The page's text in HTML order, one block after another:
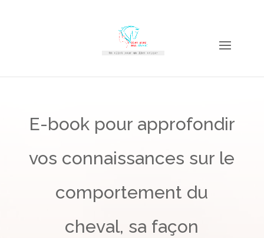
E-book pour approfondir
vos connaissances sur le
comportement du
cheval, sa façon